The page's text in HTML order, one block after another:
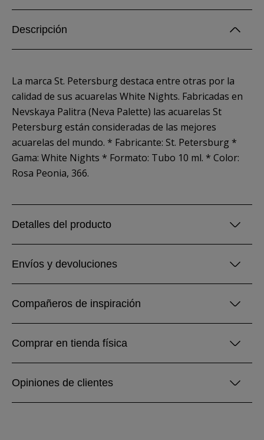
Descripción
La marca St. Petersburg destaca entre otras por la
calidad de sus acuarelas White Nights. Fabricadas en
Nevskaya Palitra (Neva Palette) las acuarelas St
Petersburg están consideradas de las mejores
acuarelas del mundo. * Fabricante: St. Petersburg *
Gama: White Nights * Formato: Tubo 10 ml. * Color:
Rosa Peonia, 366.
Detalles del producto
Envíos y devoluciones
Compañeros de inspiración
Comprar en tienda física
Opiniones de clientes